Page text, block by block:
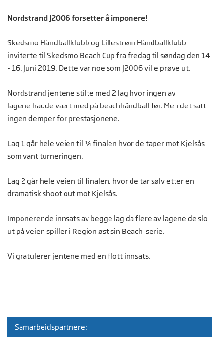
Nordstrand J2006 forsetter å imponere!
Skedsmo Håndballklubb og Lillestrøm Håndballklubb
inviterte til Skedsmo Beach Cup fra fredag til søndag den 14
- 16. Juni 2019. Dette var noe som J2006 ville prøve ut.
Nordstrand jentene stilte med 2 lag hvor ingen av
lagene hadde vært med på beachhåndball før. Men det satt
ingen demper for prestasjonene.
Lag 1 går hele veien til ¼ finalen hvor de taper mot Kjelsås
som vant turneringen.
Lag 2 går hele veien til finalen, hvor de tar sølv etter en
dramatisk shoot out mot Kjelsås.
Imponerende innsats av begge lag da flere av lagene de slo
ut på veien spiller i Region øst sin Beach-serie.
Vi gratulerer jentene med en flott innsats.
Samarbeidspartnere: